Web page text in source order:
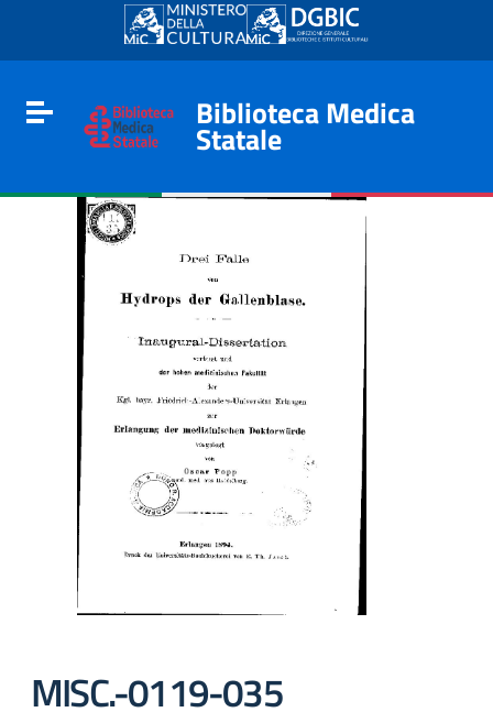
Go to content
Go to the navigation menu
Go to the footer
Toggle navigation
Biblioteca Medica
Statale
MISC.-0119-035